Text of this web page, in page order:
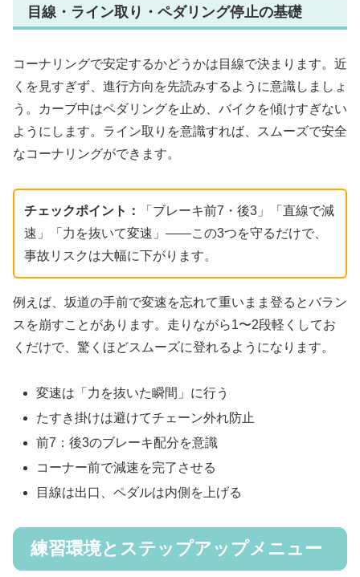
目線・ライン取り・ペダリング停止の基礎
コーナリングで安定するかどうかは目線で決まります。近
くを見すぎず、進行方向を先読みするように意識しましょ
う。カーブ中はペダリングを止め、バイクを傾けすぎない
ようにします。ライン取りを意識すれば、スムーズで安全
なコーナリングができます。
チェックポイント：
「ブレーキ前7・後3」「直線で減
速」「力を抜いて変速」――この3つを守るだけで、
事故リスクは大幅に下がります。
例えば、坂道の手前で変速を忘れて重いまま登るとバラン
スを崩すことがあります。走りながら1〜2段軽くしてお
くだけで、驚くほどスムーズに登れるようになります。
変速は「力を抜いた瞬間」に行う
たすき掛けは避けてチェーン外れ防止
前7：後3のブレーキ配分を意識
コーナー前で減速を完了させる
目線は出口、ペダルは内側を上げる
練習環境とステップアップメニュー